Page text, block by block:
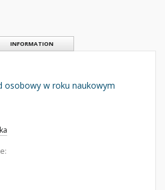
INFORMATION
osobowy w roku naukowym